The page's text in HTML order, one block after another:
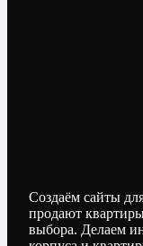
Создаём сайты
продают
выбора. Делаем